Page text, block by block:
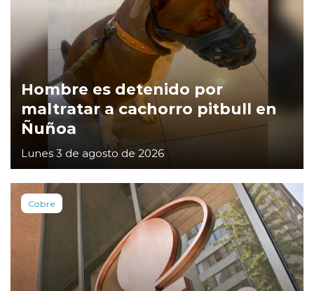
Hombre es detenido por
maltratar a cachorro pitbull en
Ñuñoa
Lunes 3 de agosto de 2026
Cobre